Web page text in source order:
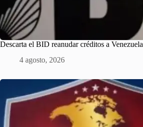
Descarta el BID reanudar créditos a Venezuela
4 agosto, 2026